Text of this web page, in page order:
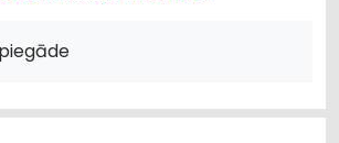
VAIRUMTIRDZNIECĪBA
KOMERCIJA
VAIRUMTIRDZNIECĪBA